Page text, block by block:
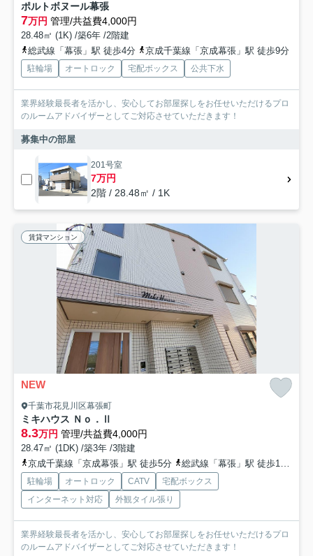
ポルトボヌール幕張
7万円 管理/共益費4,000円
28.48㎡ (1K) /築6年 /2階建
総武線「幕張」駅 徒歩4分
京成千葉線「京成幕張」駅 徒歩9分
駐輪場 オートロック 宅配ボックス 公共下水
業界経験最長者を活かし、安心してお部屋探しをお任せいただけるプロ
のルームアドバイザーとしてご対応させていただきます！
募集中の部屋
201号室
7万円
2階 / 28.48㎡ / 1K
賃貸マンション
NEW
千葉市花見川区幕張町
ミキハウス Ｎｏ．Ⅱ
8.3万円 管理/共益費4,000円
28.47㎡ (1DK) /築3年 /3階建
京成千葉線「京成幕張」駅 徒歩5分
総武線「幕張」駅 徒歩10分
駐輪場 オートロック CATV
宅配ボックス
インターネット対応
外観タイル張り
業界経験最長者を活かし、安心してお部屋探しをお任せいただけるプロ
のルームアドバイザーとしてご対応させていただきます！